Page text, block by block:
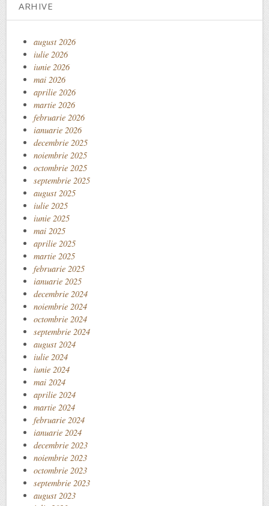
ARHIVE
august 2026
iulie 2026
iunie 2026
mai 2026
aprilie 2026
martie 2026
februarie 2026
ianuarie 2026
decembrie 2025
noiembrie 2025
octombrie 2025
septembrie 2025
august 2025
iulie 2025
iunie 2025
mai 2025
aprilie 2025
martie 2025
februarie 2025
ianuarie 2025
decembrie 2024
noiembrie 2024
octombrie 2024
septembrie 2024
august 2024
iulie 2024
iunie 2024
mai 2024
aprilie 2024
martie 2024
februarie 2024
ianuarie 2024
decembrie 2023
noiembrie 2023
octombrie 2023
septembrie 2023
august 2023